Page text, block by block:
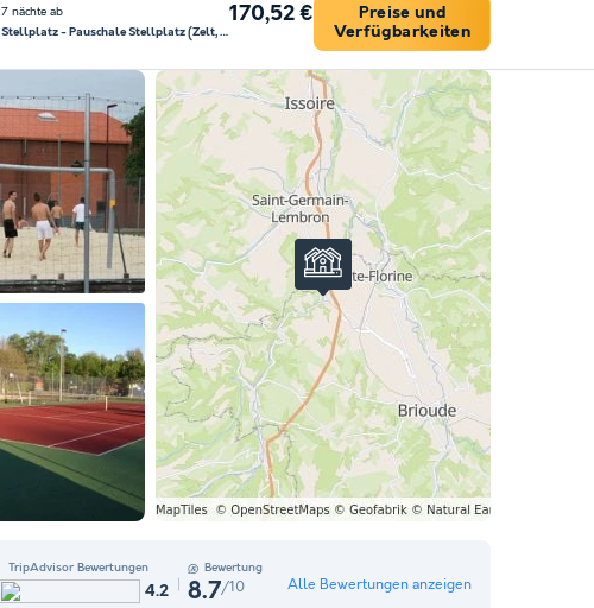
7 nächte ab
Stellplatz - Pauschale Stellplatz (Zelt, Wohnwagen oder Wohnmobil / Strom)
170,52 €
Preise und
Verfügbarkeiten
TripAdvisor Bewertungen
4.2
Bewertung
8.7/10 Alle Bewertungen anzeigen